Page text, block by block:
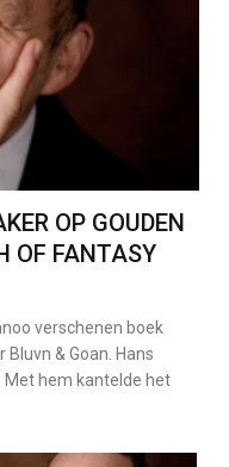
OP GOUDEN
OF FANTASY
verschenen boek
& Goan. Hans
Met hem kantelde het